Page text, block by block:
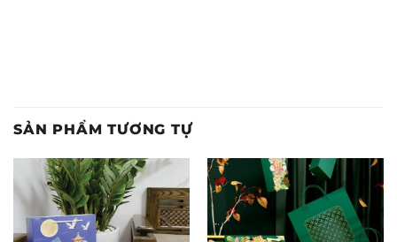
SẢN PHẨM TƯƠNG TỰ